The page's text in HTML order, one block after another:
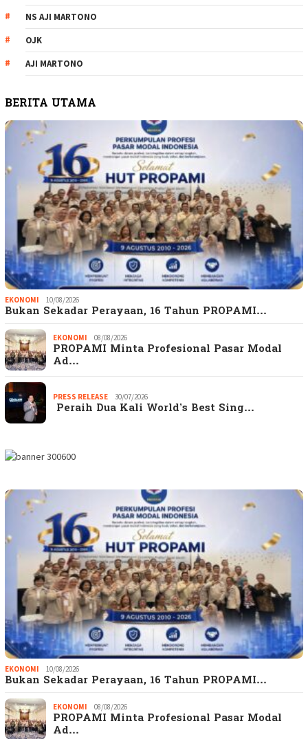
NS AJI MARTONO
OJK
AJI MARTONO
BERITA UTAMA
EKONOMI 10/08/2026
Bukan Sekadar Perayaan, 16 Tahun PROPAMI…
EKONOMI 08/08/2026
PROPAMI Minta Profesional Pasar Modal
Ad…
PRESS RELEASE 30/07/2026
Peraih Dua Kali World’s Best Sing…
EKONOMI 10/08/2026
Bukan Sekadar Perayaan, 16 Tahun PROPAMI…
EKONOMI 08/08/2026
PROPAMI Minta Profesional Pasar Modal
Ad…